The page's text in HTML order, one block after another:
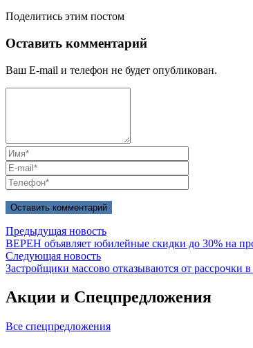
Поделитись этим постом
Оставить комментарий
Ваш E-mail и телефон не будет опубликован.
Предыдущая новость
ВЕРЕН объявляет юбилейные скидки до 30% на
Следующая новость
Застройщики массово отказываются от рассрочки
Акции и Спецпредложения
Все спецпредложения